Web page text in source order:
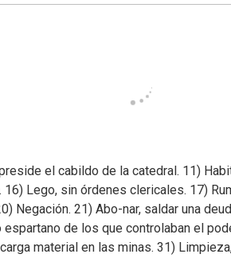
el cabildo de la catedral. 11)
Lego, sin órdenes clericales. 17)
Negación. 21) Abo-nar, saldar una
de los que controlaban el
material en las minas. 31)